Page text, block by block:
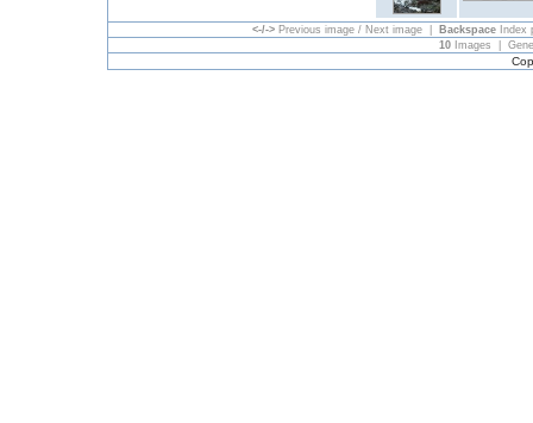
<-/->Previous image / Next image | BackspaceIndex
10Images |